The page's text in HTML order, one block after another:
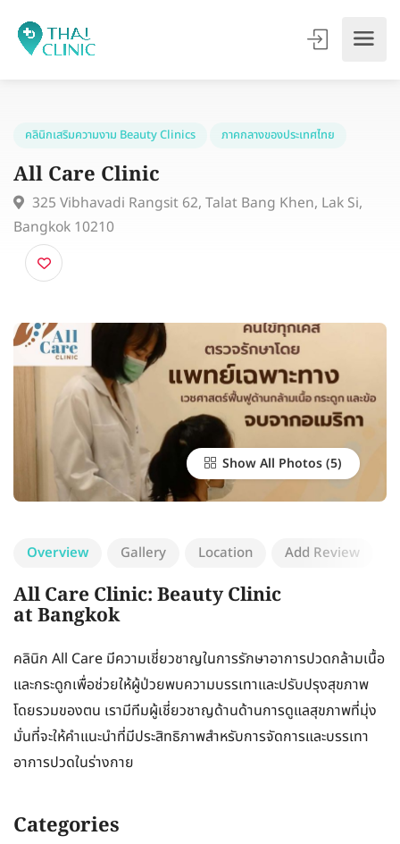
คลินิกเสริมความงาม Beauty Clinics
All Care Clinic
325 Vibhavadi Rangsit 62, Talat Bang Khen, Lak Si,
Bangkok 10210
Show All Photos
Overview Gallery Location Add Review
All Care Clinic: Beauty Clinic
at Bangkok
คลินิก All Care มีความเชี่ยวชาญในการรักษาอาการปวดกล้ามเนื้อ
และกระดูกเพื่อช่วยให้ผู้ป่วยพบความบรรเทาและปรับปรุงสุขภาพ
โดยรวมของตน เรามีทีมผู้เชี่ยวชาญด้านด้านการดูแลสุขภาพที่มุ่ง
มั่นที่จะให้คำแนะนำที่มีประสิทธิภาพสำหรับการจัดการและบรรเทา
อาการปวดในร่างกาย
Categories